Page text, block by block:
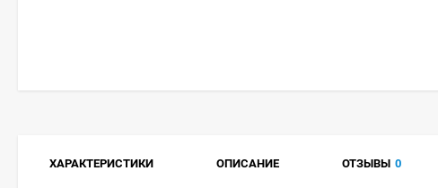
ХАРАКТЕРИСТИКИ ОПИСАНИЕ ОТЗЫВЫ 0